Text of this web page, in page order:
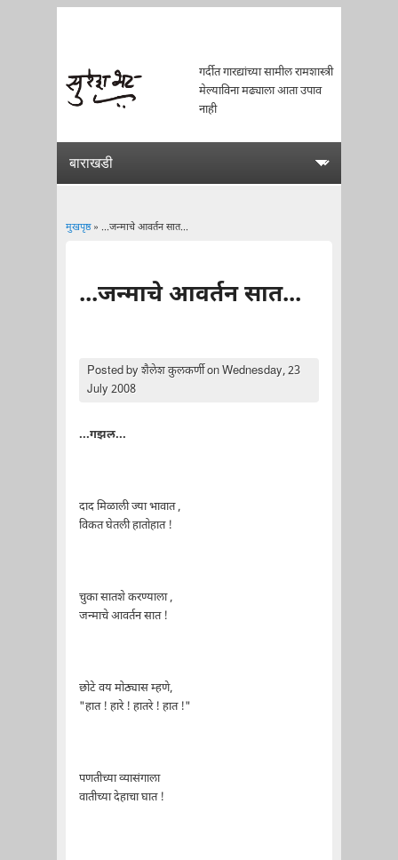
गर्दीत गारद्यांच्या सामील रामशास्त्री
मेल्याविना मढ्याला आता उपाव
नाही
मुखपृष्ठ» ...जन्माचे आवर्तन सात...
...जन्माचे आवर्तन सात...
Posted byशैलेश कुलकर्णीon Wednesday, 23
July 2008
...गझल...
दाद मिळाली ज्या भावात ,
विकत घेतली हातोहात !
चुका सातशे करण्याला ,
जन्माचे आवर्तन सात !
छोटे वय मोठ्यास म्हणे,
"हात ! हारे ! हातरे ! हात !"
पणतीच्या व्यासंगाला
वातीच्या देहाचा घात !